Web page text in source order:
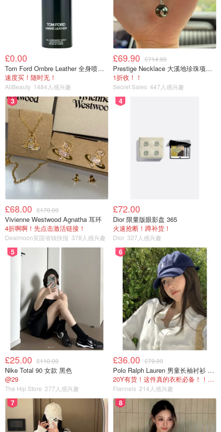
£0.00
Tom Ford Ombre Leather 全身喷雾 150ml
速度买！随时无！
AllBeauty 1484人感兴趣
£69.90 £714.90
Prestige Necklace 大溪地珍珠项链 10-11mm
1折收！！
Secret Sales 447人感兴趣
3
£68.00 £170.00
Vivienne Westwood Agnatha 耳环
4折啊啊！先点击激活链接！
Dealmoon英国省钱快报 378人感兴趣
4
£72.00
Dior 限量版眼影盘 365
火速抢断！蹲补货！
Dior 327人感兴趣
5
£25.00 £110.00
Nike Total 90 女款 黑色
@29
The Hip Store 277人感兴趣
6
£36.00 £79.00
Polo Ralph Lauren 男童长袖衬衫 Oxford
20Y有货！这件真的衣柜必备！！@蜜子不爱吃
Flannels 214人感兴趣
7 8